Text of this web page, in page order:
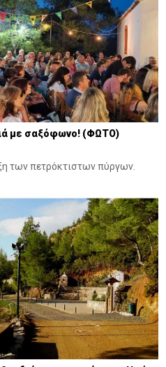
με σαξόφωνο! (ΦΩΤΟ)
των πετρόκτιστων πύργων.